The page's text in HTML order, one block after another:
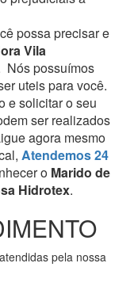
possa precisar e
Vila
Nós possuímos
uteis para você.
e solicitar o seu
ser realizados
agora mesmo
Atendemos 24
o Marido de
Hidrotex.
pela nossa